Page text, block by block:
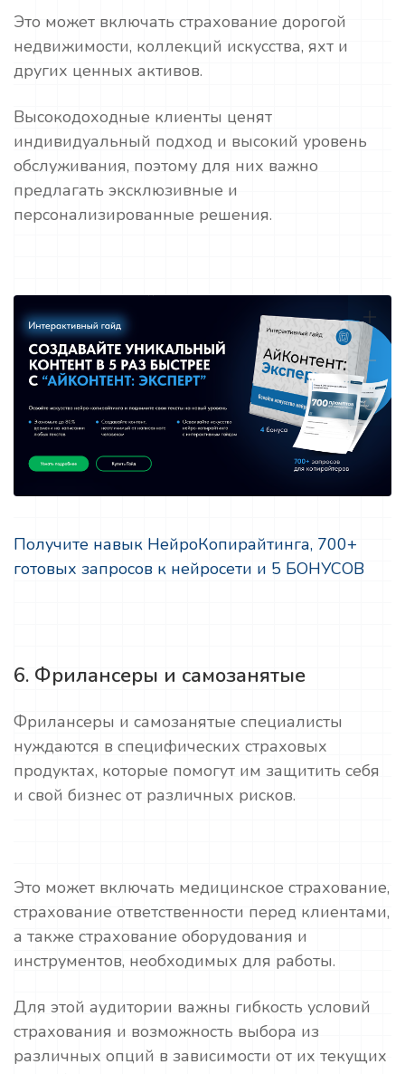
Это может включать страхование дорогой
недвижимости, коллекций искусства, яхт и
других ценных активов.
Высокодоходные клиенты ценят
индивидуальный подход и высокий уровень
обслуживания, поэтому для них важно
предлагать эксклюзивные и
персонализированные решения.
Получите навык НейроКопирайтинга, 700+
готовых запросов к нейросети и 5 БОНУСОВ
6. Фрилансеры и самозанятые
Фрилансеры и самозанятые специалисты
нуждаются в специфических страховых
продуктах, которые помогут им защитить себя
и свой бизнес от различных рисков.
Это может включать медицинское страхование,
страхование ответственности перед клиентами,
а также страхование оборудования и
инструментов, необходимых для работы.
Для этой аудитории важны гибкость условий
страхования и возможность выбора из
различных опций в зависимости от их текущих